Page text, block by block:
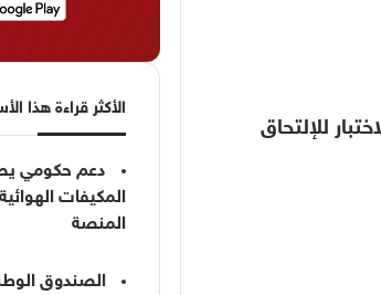
للإلتحاق
الأكثر قراءة هذا
المكيفات
المنصة